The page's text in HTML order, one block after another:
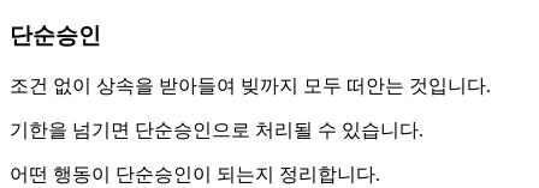
단순승인
조건 없이 상속을 받아들여 빚까지 모두 떠안는 것입니다.
기한을 넘기면 단순승인으로 처리될 수 있습니다.
어떤 행동이 단순승인이 되는지 정리합니다.